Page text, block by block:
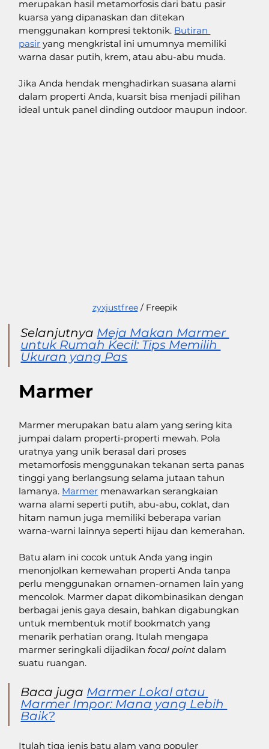
merupakan hasil metamorfosis dari batu pasir
kuarsa yang dipanaskan dan ditekan
menggunakan kompresi tektonik. Butiran
pasir yang mengkristal ini umumnya memiliki
warna dasar putih, krem, atau abu-abu muda.
Jika Anda hendak menghadirkan suasana alami
dalam properti Anda, kuarsit bisa menjadi pilihan
ideal untuk panel dinding outdoor maupun indoor.
zyxjustfree / Freepik
Selanjutnya Meja Makan Marmer
untuk Rumah Kecil: Tips Memilih
Ukuran yang Pas
Marmer
Marmer merupakan batu alam yang sering kita
jumpai dalam properti-properti mewah. Pola
uratnya yang unik berasal dari proses
metamorfosis menggunakan tekanan serta panas
tinggi yang berlangsung selama jutaan tahun
lamanya. Marmer menawarkan serangkaian
warna alami seperti putih, abu-abu, coklat, dan
hitam namun juga memiliki beberapa varian
warna-warni lainnya seperti hijau dan kemerahan.
Batu alam ini cocok untuk Anda yang ingin
menonjolkan kemewahan properti Anda tanpa
perlu menggunakan ornamen-ornamen lain yang
mencolok. Marmer dapat dikombinasikan dengan
berbagai jenis gaya desain, bahkan digabungkan
untuk membentuk motif bookmatch yang
menarik perhatian orang. Itulah mengapa
marmer seringkali dijadikan focal point dalam
suatu ruangan.
Baca juga Marmer Lokal atau
Marmer Impor: Mana yang Lebih
Baik?
Itulah tiga jenis batu alam yang populer